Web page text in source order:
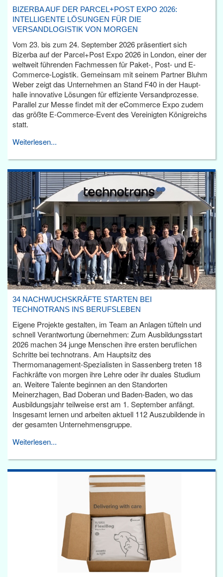
BIZERBA AUF DER PARCEL+POST EXPO 2026:
INTELLIGENTE LÖSUNGEN FÜR DIE
VERSANDLOGISTIK VON MORGEN
Vom 23. bis zum 24. September 2026 präsentiert sich
Bizerba auf der Parcel+Post Expo 2026 in London, einer der
weltweit führenden Fachmessen für Paket-, Post- und E-
Commerce-Logistik. Gemeinsam mit seinem Partner Bluhm
Weber zeigt das Unternehmen an Stand F40 in der Haupt­
halle innovative Lösungen für effiziente Versandprozesse.
Parallel zur Messe findet mit der eCommerce Expo zudem
das größte E-Commerce-Event des Vereinigten Königreichs
statt.
Weiterlesen...
34 NACHWUCHSKRÄFTE STARTEN BEI
TECHNOTRANS INS BERUFSLEBEN
Eigene Projekte gestalten, im Team an Anlagen tüfteln und
schnell Verantwortung übernehmen: Zum Ausbildungsstart
2026 machen 34 junge Menschen ihre ersten beruflichen
Schritte bei technotrans. Am Hauptsitz des
Thermomanagement-Spezialisten in Sassenberg treten 18
Fachkräfte von morgen ihre Lehre oder ihr duales Studium
an. Weitere Talente beginnen an den Standorten
Meinerzhagen, Bad Doberan und Baden-Baden, wo das
Ausbildungsjahr teilweise erst am 1. September anfängt.
Insgesamt lernen und arbeiten aktuell 112 Auszubildende in
der gesamten Unternehmensgruppe.
Weiterlesen...